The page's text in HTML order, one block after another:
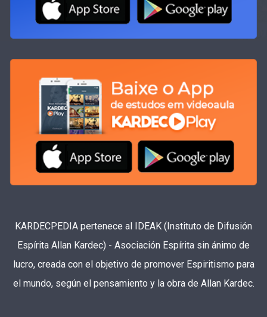
KARDECPEDIA pertenece al IDEAK (Instituto de Difusión
Espírita Allan Kardec) - Asociación Espírita sin ánimo de
lucro, creada con el objetivo de promover Espiritismo para
el mundo, según el pensamiento y la obra de Allan Kardec.